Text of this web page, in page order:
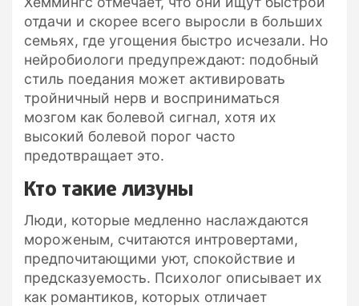
отдачи и скорее всего выросли в больших
семьях, где угощения быстро исчезали. Но
нейробиологи предупреждают: подобный
стиль поедания может активировать
тройничный нерв и восприниматься
мозгом как болевой сигнал, хотя их
высокий болевой порог часто
предотвращает это.
Кто такие лизуны
Люди, которые медленно наслаждаются
мороженым, считаются интровертами,
предпочитающими уют, спокойствие и
предсказуемость. Психолог описывает их
как романтиков, которых отличает